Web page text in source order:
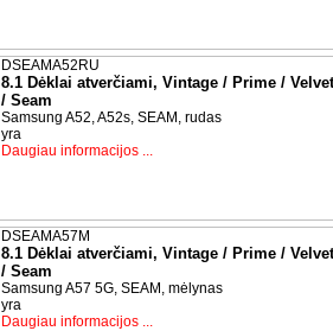
DSEAMA52RU
8.1 Dėklai atverčiami, Vintage / Prime / Velvet
/ Seam
Samsung A52, A52s, SEAM, rudas
yra
Daugiau informacijos ...
DSEAMA57M
8.1 Dėklai atverčiami, Vintage / Prime / Velvet
/ Seam
Samsung A57 5G, SEAM, mėlynas
yra
Daugiau informacijos ...